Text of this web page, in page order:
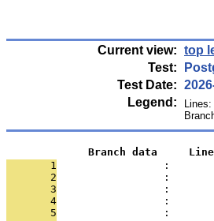
Current view: top
Test:
Test Date:
Legend:
Branch data
       1
:
       2
:
       3
:
       4
:
       5
: